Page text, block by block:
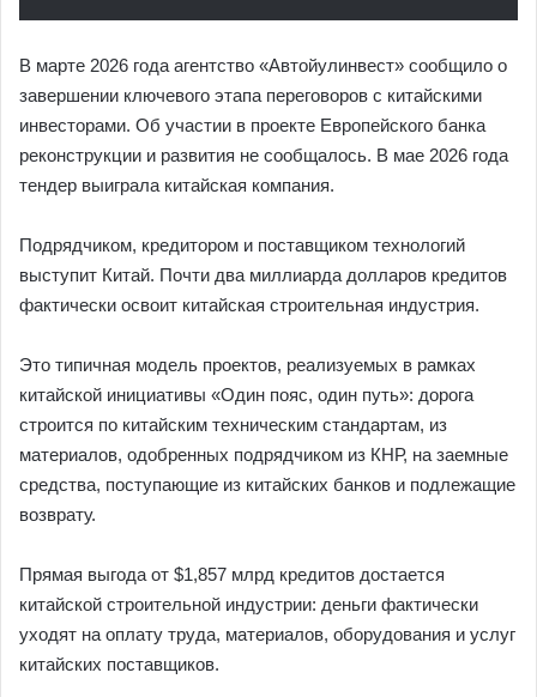
В марте 2026 года агентство «Автойулинвест» сообщило о
завершении ключевого этапа переговоров с китайскими
инвесторами. Об участии в проекте Европейского банка
реконструкции и развития не сообщалось. В мае 2026 года
тендер выиграла китайская компания.
Подрядчиком, кредитором и поставщиком технологий
выступит Китай. Почти два миллиарда долларов кредитов
фактически освоит китайская строительная индустрия.
Это типичная модель проектов, реализуемых в рамках
китайской инициативы «Один пояс, один путь»: дорога
строится по китайским техническим стандартам, из
материалов, одобренных подрядчиком из КНР, на заемные
средства, поступающие из китайских банков и подлежащие
возврату.
Прямая выгода от $1,857 млрд кредитов достается
китайской строительной индустрии: деньги фактически
уходят на оплату труда, материалов, оборудования и услуг
китайских поставщиков.